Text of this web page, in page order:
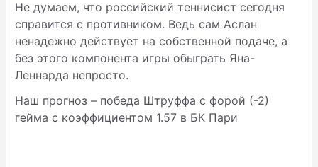
Не думаем, что российский теннисист сегодня
справится с противником. Ведь сам Аслан
ненадежно действует на собственной подаче, а
без этого компонента игры обыграть Яна-
Леннарда непросто.
Наш прогноз – победа Штруффа с форой (-2)
гейма с коэффициентом 1.57 в БК Пари